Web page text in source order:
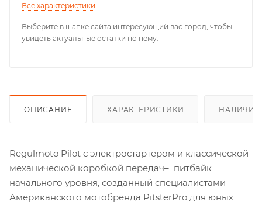
Все характеристики
Выберите в шапке сайта интересующий вас город, чтобы
увидеть актуальные остатки по нему.
ОПИСАНИЕ ХАРАКТЕРИСТИКИ НАЛИЧИЕ
Regulmoto Pilot c электростартером и классической
механической коробкой передач– питбайк
начального уровня, созданный специалистами
Американского мотобренда PitsterPro для юных